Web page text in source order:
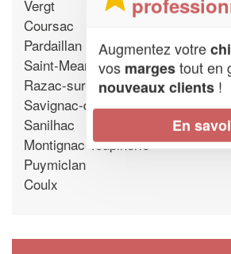
Vergt
Coursac
Pardaillan
Saint-Meard-de-Gurcon
Razac-sur-l'Isle
Savignac-de-Duras
Sanilhac
Montignac-Toupinerie
Puymiclan
Coulx
Augmentez votre
vos margestout en
nouveaux clients !
En